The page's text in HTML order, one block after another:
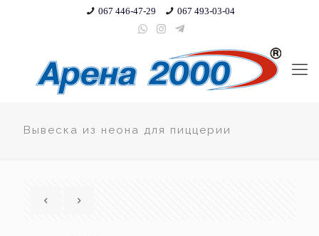
067 446-47-29 067 493-03-04
Вывеска из неона для пиццерии